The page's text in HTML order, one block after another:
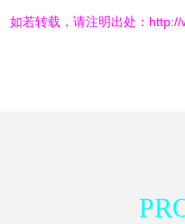
如若转载，请注明出处：